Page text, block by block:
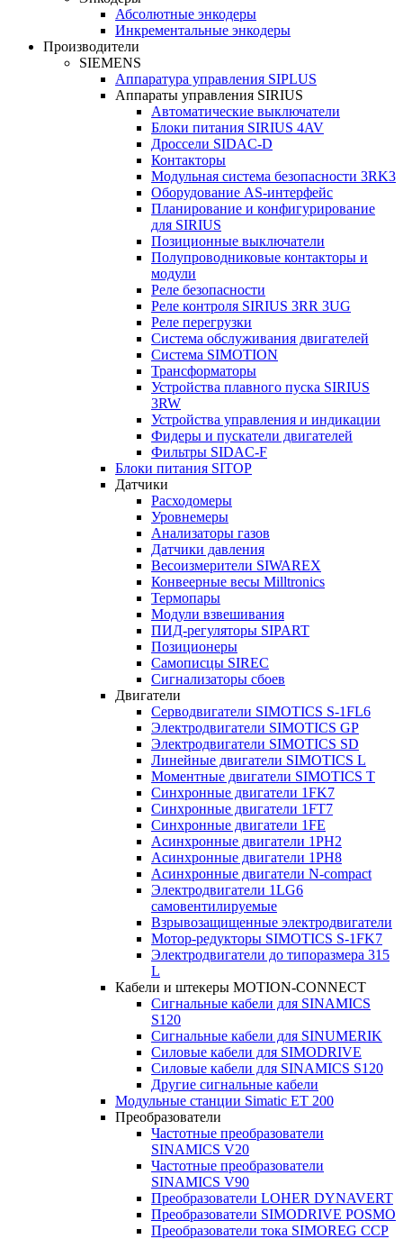
Абсолютные энкодеры
Инкрементальные энкодеры
Производители
SIEMENS
Аппаратура управления SIPLUS
Аппараты управления SIRIUS
Автоматические выключатели
Блоки питания SIRIUS 4AV
Дроссели SIDAC-D
Контакторы
Модульная система безопасности 3RK3
Оборудование AS-интерфейс
Планирование и конфигурирование
для SIRIUS
Позиционные выключатели
Полупроводниковые контакторы и
модули
Реле безопасности
Реле контроля SIRIUS 3RR 3UG
Реле перегрузки
Сиcтема обслуживания двигателей
Система SIMOTION
Трансформаторы
Устройства плавного пуска SIRIUS
3RW
Устройства управления и индикации
Фидеры и пускатели двигателей
Фильтры SIDAC-F
Блоки питания SITOP
Датчики
Расходомеры
Уровнемеры
Анализаторы газов
Датчики давления
Весоизмерители SIWAREX
Конвеерные весы Milltronics
Термопары
Модули взвешивания
ПИД-регуляторы SIPART
Позиционеры
Самописцы SIREC
Сигнализаторы сбоев
Двигатели
Серводвигатели SIMOTICS S-1FL6
Электродвигатели SIMOTICS GP
Электродвигатели SIMOTICS SD
Линейные двигатели SIMOTICS L
Моментные двигатели SIMOTICS T
Синхронные двигатели 1FK7
Синхронные двигатели 1FT7
Синхронные двигатели 1FE
Асинхронные двигатели 1PH2
Асинхронные двигатели 1PH8
Асинхронные двигатели N-compact
Электродвигатели 1LG6
cамовентилируемые
Взрывозащищенные электродвигатели
Мотор-редукторы SIMOTICS S-1FK7
Электродвигатели до типоразмера 315
L
Кабели и штекеры MOTION-CONNECT
Сигнальные кабели для SINAMICS
S120
Сигнальные кабели для SINUMERIK
Силовые кабели для SIMODRIVE
Силовые кабели для SINAMICS S120
Другие сигнальные кабели
Модульные станции Simatic ET 200
Преобразователи
Частотные преобразователи
SINAMICS V20
Частотные преобразователи
SINAMICS V90
Преобразователи LOHER DYNAVERT
Преобразователи SIMODRIVE POSMO
Преобразователи тока SIMOREG CCP